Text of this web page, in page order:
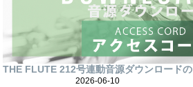
THE FLUTE 212号連動音源ダウンロードの
2026-06-10